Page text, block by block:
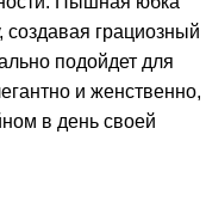
создавая грациозный
подойдет для
и женственно,
в день своей